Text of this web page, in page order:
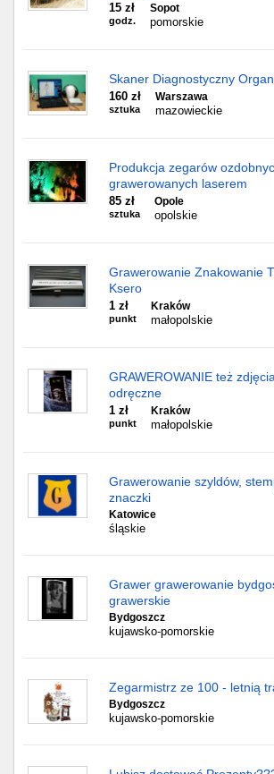
15 zł
godz.
Sopot
pomorskie
Skaner Diagnostyczny
160 zł
sztuka
Warszawa
mazowieckie
Produkcja zegarów
grawerowanych laserem
85 zł
sztuka
Opole
opolskie
Grawerowanie Znakowanie
Ksero
1 zł
punkt
Kraków
małopolskie
GRAWEROWANIE też
odręczne
1 zł
punkt
Kraków
małopolskie
Grawerowanie szyldów,
znaczki
Katowice
śląskie
Grawer grawerowanie
grawerskie
Bydgoszcz
kujawsko-pomorskie
Zegarmistrz ze 100 - letnią
Bydgoszcz
kujawsko-pomorskie